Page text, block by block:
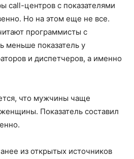
call-центров с показателями
Но на этом еще не все.
программисты с
меньше показатель у
и диспетчеров, а именно
что мужчины чаще
Показатель составил
из открытых источников